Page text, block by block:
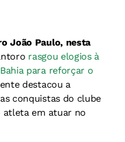
João Paulo, nesta
rasgou elogios à
para reforçar o
destacou a
conquistas do clube
atleta em atuar no